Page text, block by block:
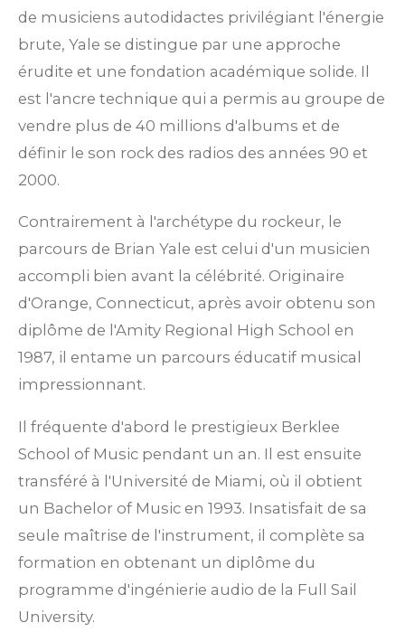
de musiciens autodidactes privilégiant l'énergie
brute, Yale se distingue par une approche
érudite et une fondation académique solide. Il
est l'ancre technique qui a permis au groupe de
vendre plus de 40 millions d'albums et de
définir le son rock des radios des années 90 et
2000.
Contrairement à l'archétype du rockeur, le
parcours de Brian Yale est celui d'un musicien
accompli bien avant la célébrité. Originaire
d'Orange, Connecticut, après avoir obtenu son
diplôme de l'Amity Regional High School en
1987, il entame un parcours éducatif musical
impressionnant.
Il fréquente d'abord le prestigieux Berklee
School of Music pendant un an. Il est ensuite
transféré à l'Université de Miami, où il obtient
un Bachelor of Music en 1993. Insatisfait de sa
seule maîtrise de l'instrument, il complète sa
formation en obtenant un diplôme du
programme d'ingénierie audio de la Full Sail
University.